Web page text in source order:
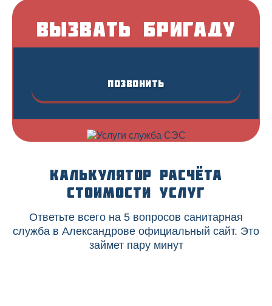
Вызвать бригаду
Позвонить
Калькулятор расчёта
стоимости услуг
Ответьте всего на 5 вопросов санитарная
служба в Александрове официальный сайт. Это
займет пару минут